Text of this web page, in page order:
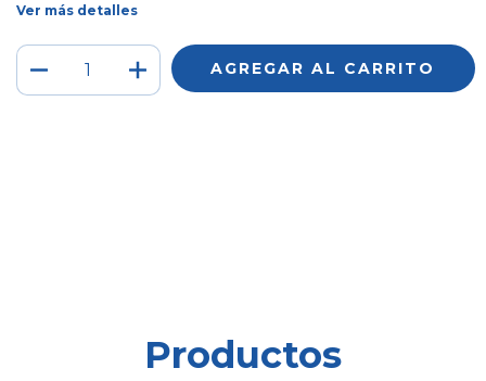
Ver más detalles
Productos